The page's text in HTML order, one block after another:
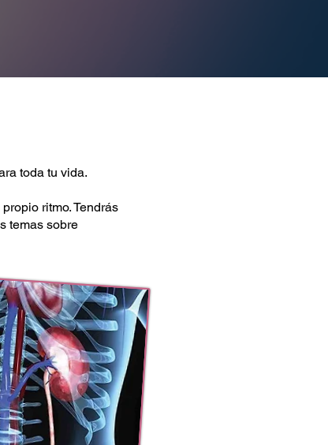
toda tu vida.
ritmo. Tendrás
temas sobre